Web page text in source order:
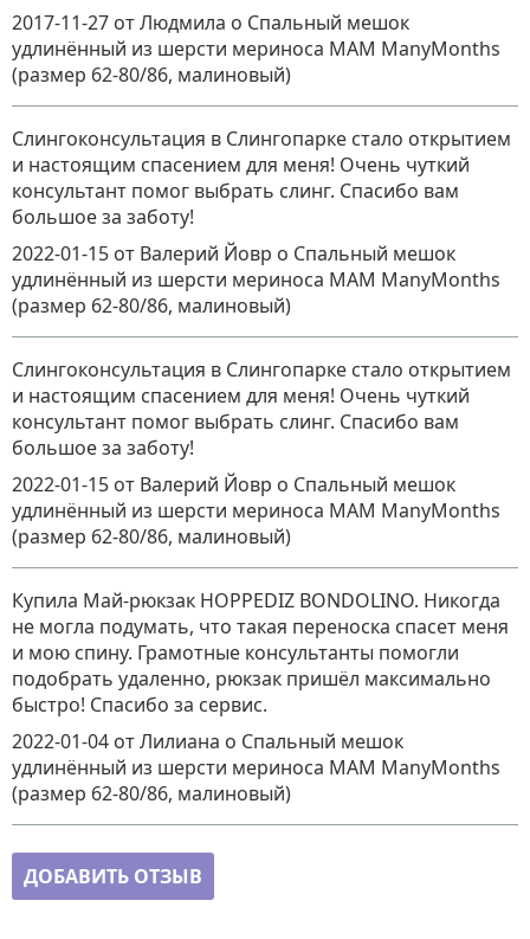
2017-11-27 от Людмила о Спальный мешок
удлинённый из шерсти мериноса MAM ManyMonths
(размер 62-80/86, малиновый)
Слингоконсультация в Слингопарке стало открытием
и настоящим спасением для меня! Очень чуткий
консультант помог выбрать слинг. Спасибо вам
большое за заботу!
2022-01-15 от Валерий Йовр о Спальный мешок
удлинённый из шерсти мериноса MAM ManyMonths
(размер 62-80/86, малиновый)
Слингоконсультация в Слингопарке стало открытием
и настоящим спасением для меня! Очень чуткий
консультант помог выбрать слинг. Спасибо вам
большое за заботу!
2022-01-15 от Валерий Йовр о Спальный мешок
удлинённый из шерсти мериноса MAM ManyMonths
(размер 62-80/86, малиновый)
Купила Май-рюкзак HOPPEDIZ BONDOLINO. Никогда
не могла подумать, что такая переноска спасет меня
и мою спину. Грамотные консультанты помогли
подобрать удаленно, рюкзак пришёл максимально
быстро! Спасибо за сервис.
2022-01-04 от Лилиана о Спальный мешок
удлинённый из шерсти мериноса MAM ManyMonths
(размер 62-80/86, малиновый)
ДОБАВИТЬ ОТЗЫВ